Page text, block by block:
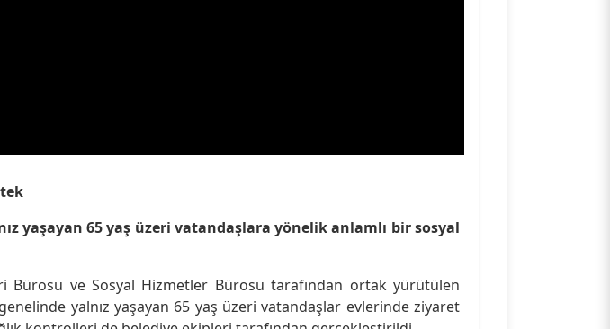
yaşayan 65 yaş üzeri vatandaşlara yönelik anlamlı bir sosyal
Bürosu ve Sosyal Hizmetler Bürosu tarafından ortak yürütülen
yalnız yaşayan 65 yaş üzeri vatandaşlar evlerinde ziyaret